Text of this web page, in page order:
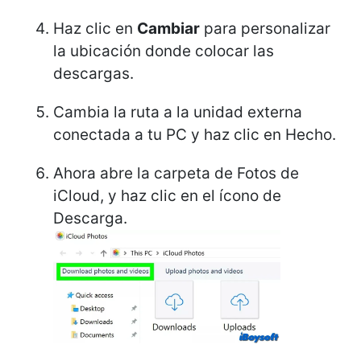
Haz clic en Cambiar para personalizar
la ubicación donde colocar las
descargas.
Cambia la ruta a la unidad externa
conectada a tu PC y haz clic en Hecho.
Ahora abre la carpeta de Fotos de
iCloud, y haz clic en el ícono de
Descarga.